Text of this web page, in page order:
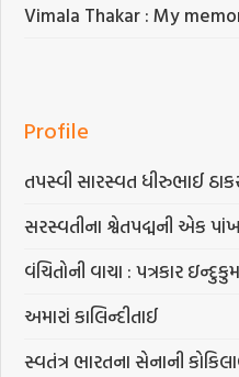
Vimala Thakar : My
Profile
તપસ્વી સારસ્વત ધીરુભાઈ
સરસ્વતીના શ્વેતપદ્મની એક
વંચિતોની વાચા : પત્રકાર
અમારાં કાલિન્દીતાઈ
સ્વતંત્ર ભારતના સેનાની